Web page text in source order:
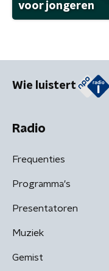
voor jongeren
Wie luistert
Radio
Frequenties
Programma's
Presentatoren
Muziek
Gemist